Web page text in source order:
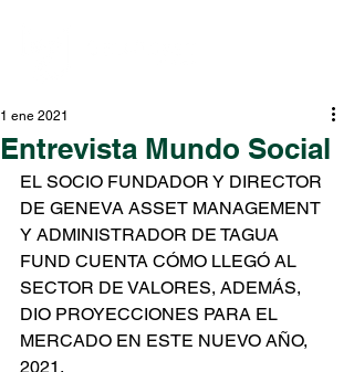
Entrevista Mundo Social
1 ene 2021
EL SOCIO FUNDADOR Y DIRECTOR
DE GENEVA ASSET MANAGEMENT
Y ADMINISTRADOR DE TAGUA
FUND CUENTA CÓMO LLEGÓ AL
SECTOR DE VALORES, ADEMÁS,
DIO PROYECCIONES PARA EL
MERCADO EN ESTE NUEVO AÑO,
2021.